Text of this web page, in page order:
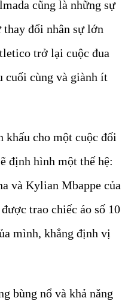
cũng là những sự
đổi nhân sự lớn
trở lại cuộc đua
cuối cùng và giành ít
khấu cho một cuộc đối
định hình một thế hệ:
và Kylian Mbappe của
trao chiếc áo số 10
mình, khẳng định vị
bùng nổ và khả năng